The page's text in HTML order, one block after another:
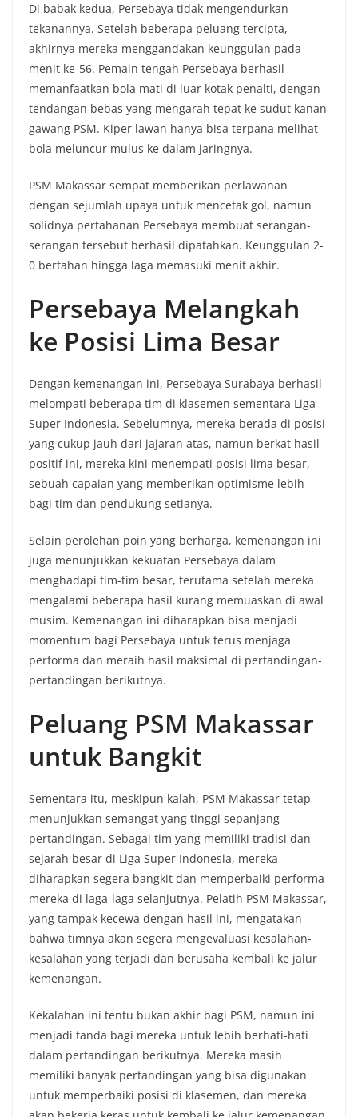
Di babak kedua, Persebaya tidak mengendurkan
tekanannya. Setelah beberapa peluang tercipta,
akhirnya mereka menggandakan keunggulan pada
menit ke-56. Pemain tengah Persebaya berhasil
memanfaatkan bola mati di luar kotak penalti, dengan
tendangan bebas yang mengarah tepat ke sudut kanan
gawang PSM. Kiper lawan hanya bisa terpana melihat
bola meluncur mulus ke dalam jaringnya.
PSM Makassar sempat memberikan perlawanan
dengan sejumlah upaya untuk mencetak gol, namun
solidnya pertahanan Persebaya membuat serangan-
serangan tersebut berhasil dipatahkan. Keunggulan 2-
0 bertahan hingga laga memasuki menit akhir.
Persebaya Melangkah
ke Posisi Lima Besar
Dengan kemenangan ini, Persebaya Surabaya berhasil
melompati beberapa tim di klasemen sementara Liga
Super Indonesia. Sebelumnya, mereka berada di posisi
yang cukup jauh dari jajaran atas, namun berkat hasil
positif ini, mereka kini menempati posisi lima besar,
sebuah capaian yang memberikan optimisme lebih
bagi tim dan pendukung setianya.
Selain perolehan poin yang berharga, kemenangan ini
juga menunjukkan kekuatan Persebaya dalam
menghadapi tim-tim besar, terutama setelah mereka
mengalami beberapa hasil kurang memuaskan di awal
musim. Kemenangan ini diharapkan bisa menjadi
momentum bagi Persebaya untuk terus menjaga
performa dan meraih hasil maksimal di pertandingan-
pertandingan berikutnya.
Peluang PSM Makassar
untuk Bangkit
Sementara itu, meskipun kalah, PSM Makassar tetap
menunjukkan semangat yang tinggi sepanjang
pertandingan. Sebagai tim yang memiliki tradisi dan
sejarah besar di Liga Super Indonesia, mereka
diharapkan segera bangkit dan memperbaiki performa
mereka di laga-laga selanjutnya. Pelatih PSM Makassar,
yang tampak kecewa dengan hasil ini, mengatakan
bahwa timnya akan segera mengevaluasi kesalahan-
kesalahan yang terjadi dan berusaha kembali ke jalur
kemenangan.
Kekalahan ini tentu bukan akhir bagi PSM, namun ini
menjadi tanda bagi mereka untuk lebih berhati-hati
dalam pertandingan berikutnya. Mereka masih
memiliki banyak pertandingan yang bisa digunakan
untuk memperbaiki posisi di klasemen, dan mereka